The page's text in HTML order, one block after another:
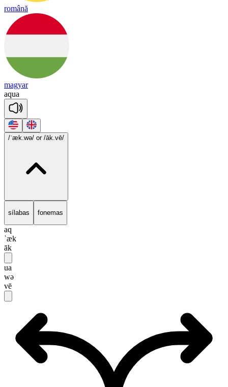
română
magyar
aqua
/ˈæk.wə/ or /āk.vē/
sílabas fonemas
aq
ˈæk
āk
ua
wə
vē